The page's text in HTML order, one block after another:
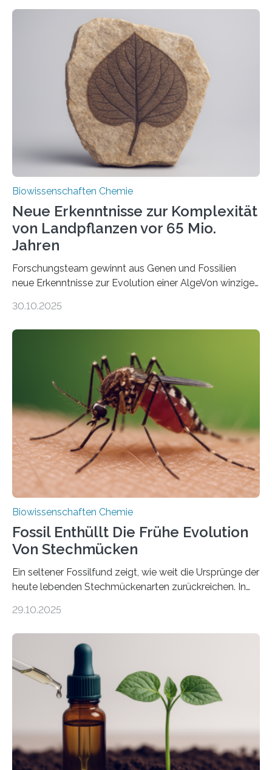
der Ruhr-Universität Bochum um Prof. Dr. Ralf Erdmann
und Dr. Ismaila Francis Yusuf hat nun einen bislang
unbekannten Qualitätskontrollmechanismus des
peroxisomalen Proteintransports in der Bäckerhefe
Saccharomyces cerevisiae entdeckt, der für die
Funktionsfähigkeit der Organellen entscheidend ist. Die
Studie wurde am 28. Oktober 2025 in der
Fachzeitschrift…
Biowissenschaften Chemie
Neue Erkenntnisse zur Komplexität
von Landpflanzen vor 65 Mio.
Jahren
Forschungsteam gewinnt aus Genen und Fossilien
neue Erkenntnisse zur Evolution einer AlgeVon winzigen
Landpflanzen zählen zu den komplexesten
Grünalgen, die vor Hunderten von Millionen Jahren
lebten. Unter den Vorfahren sticht eine Gruppe heraus,
die noch heute in der Natur vorkommt: die
Süßwasseralge Coleochaetophyceae. Einige Arten
dieser Gruppe bilden aus Zellfäden dichte Geflechte
mit scheibenförmiger Gestalt. Was auffällig ist: Die
nächsten…
30.10.2025
Biowissenschaften Chemie
Fossil Enthüllt Die Frühe Evolution
Von Stechmücken
Ein seltener Fossilfund zeigt, wie weit die Ursprünge der
heute lebenden Stechmückenarten zurückreichen. In
Forschende die bisher älteste bekannte Stechmücken-
Region Kachin in Myanmar und hat sich in
ausgezeichnetem Zustand erhalten. Es konnte als neue
Art einer neuen Gattung beschrieben werden und trägt
nun den Namen Cretosabethes primaevus. Dieser erste
fossile Nachweis einer Stechmückenlarve in Bernstein
stellt gleichzeitig den ersten Fossilfund einer
Mückenlarve aus dem Mesozoikum dar, denn…
29.10.2025